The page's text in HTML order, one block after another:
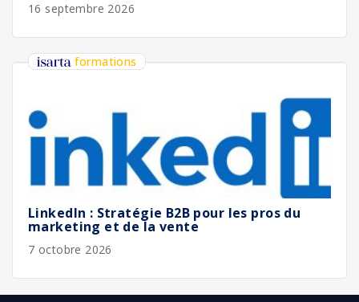
16 septembre 2026
formations
LinkedIn : Stratégie B2B pour les pros du
marketing et de la vente
7 octobre 2026